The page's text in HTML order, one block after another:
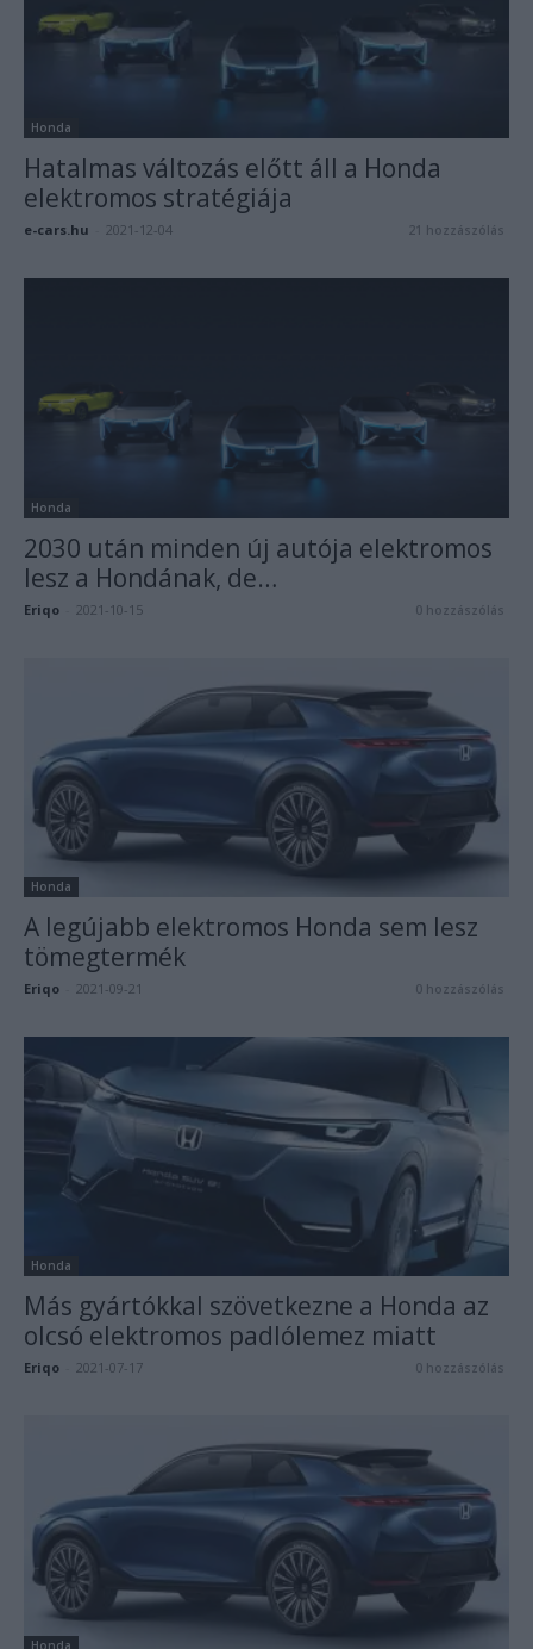
Honda
Hatalmas változás előtt áll a Honda
elektromos stratégiája
e-cars.hu 2021-12-04 21 hozzászólás
Honda
2030 után minden új autója elektromos
lesz a Hondának, de…
Eriqo 2021-10-15 0 hozzászólás
Honda
A legújabb elektromos Honda sem lesz
tömegtermék
Eriqo 2021-09-21 0 hozzászólás
Honda
Más gyártókkal szövetkezne a Honda az
olcsó elektromos padlólemez miatt
Eriqo 2021-07-17 0 hozzászólás
Honda